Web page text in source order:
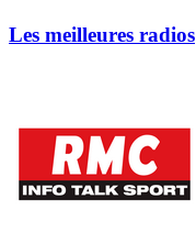
Les meilleures radios